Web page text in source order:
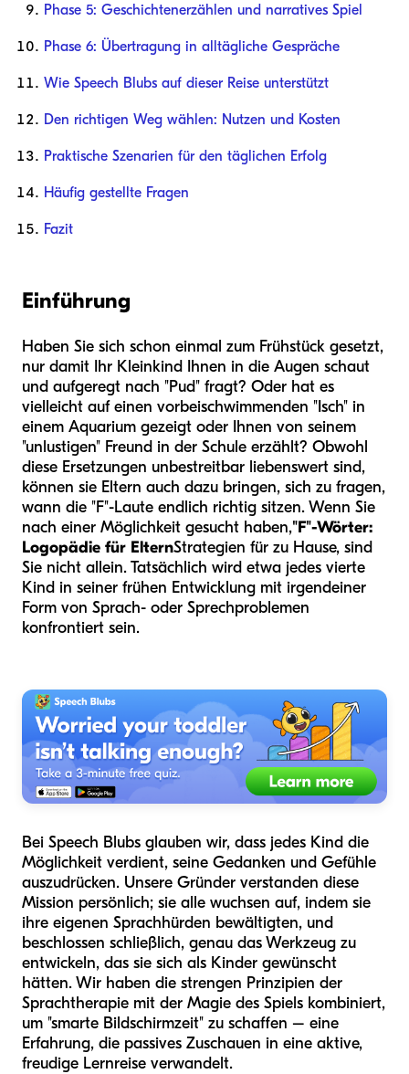
Phase 5: Geschichtenerzählen und narratives Spiel
Phase 6: Übertragung in alltägliche Gespräche
Wie Speech Blubs auf dieser Reise unterstützt
Den richtigen Weg wählen: Nutzen und Kosten
Praktische Szenarien für den täglichen Erfolg
Häufig gestellte Fragen
Fazit
Einführung
Haben Sie sich schon einmal zum Frühstück gesetzt,
nur damit Ihr Kleinkind Ihnen in die Augen schaut
und aufgeregt nach "Pud" fragt? Oder hat es
vielleicht auf einen vorbeischwimmenden "Isch" in
einem Aquarium gezeigt oder Ihnen von seinem
"unlustigen" Freund in der Schule erzählt? Obwohl
diese Ersetzungen unbestreitbar liebenswert sind,
können sie Eltern auch dazu bringen, sich zu fragen,
wann die "F"-Laute endlich richtig sitzen. Wenn Sie
nach einer Möglichkeit gesucht haben,"F"-Wörter:
Logopädie für ElternStrategien für zu Hause, sind
Sie nicht allein. Tatsächlich wird etwa jedes vierte
Kind in seiner frühen Entwicklung mit irgendeiner
Form von Sprach- oder Sprechproblemen
konfrontiert sein.
Bei Speech Blubs glauben wir, dass jedes Kind die
Möglichkeit verdient, seine Gedanken und Gefühle
auszudrücken. Unsere Gründer verstanden diese
Mission persönlich; sie alle wuchsen auf, indem sie
ihre eigenen Sprachhürden bewältigten, und
beschlossen schließlich, genau das Werkzeug zu
entwickeln, das sie sich als Kinder gewünscht
hätten. Wir haben die strengen Prinzipien der
Sprachtherapie mit der Magie des Spiels kombiniert,
um "smarte Bildschirmzeit" zu schaffen – eine
Erfahrung, die passives Zuschauen in eine aktive,
freudige Lernreise verwandelt.